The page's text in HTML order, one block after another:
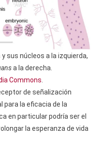
sus núcleos a la izquierda,
a la derecha.
Commons
de señalización
para la eficacia de la
en particular podría ser el
la esperanza de vida